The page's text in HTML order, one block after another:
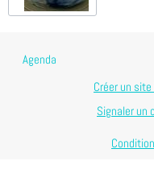
Agenda
Créer un
Signaler un